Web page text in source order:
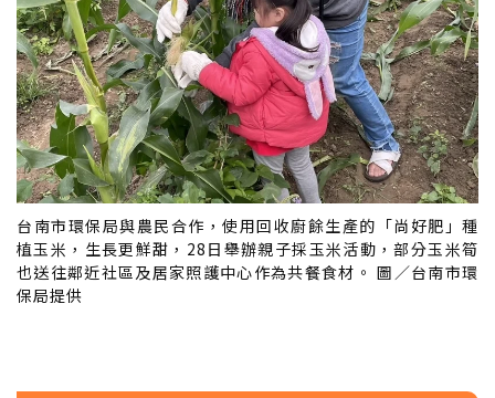
台南市環保局與農民合作，使用回收廚餘生產的「尚好肥」種
植玉米，生長更鮮甜，28日舉辦親子採玉米活動，部分玉米筍
也送往鄰近社區及居家照護中心作為共餐食材。 圖／台南市環
保局提供